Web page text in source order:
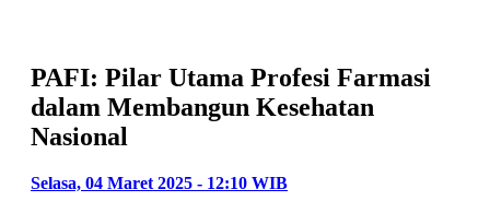
PAFI: Pilar Utama Profesi Farmasi
dalam Membangun Kesehatan
Nasional
Selasa, 04 Maret 2025 - 12:10 WIB